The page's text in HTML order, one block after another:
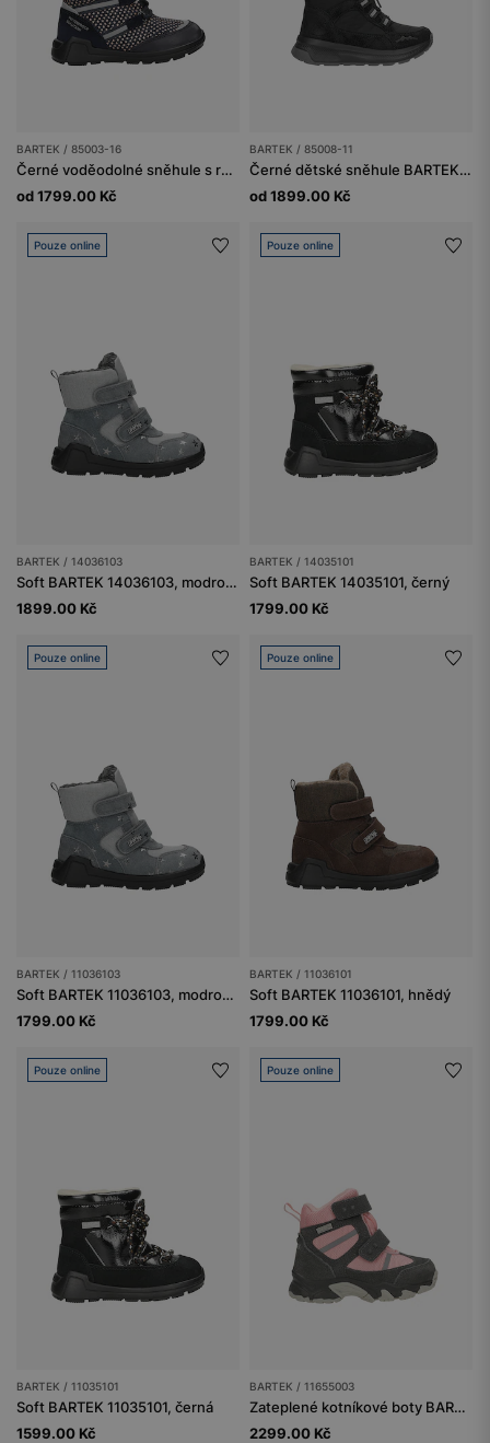
BARTEK / 85003-16
Černé voděodolné sněhule s růžovými hvězdičkami BARTEK 85003-16
od 1799.00 Kč
BARTEK / 85008-11
Černé dětské sněhule BARTEK 85008-11
od 1899.00 Kč
Pouze online
BARTEK / 14036103
Soft BARTEK 14036103, modro-šedá
1899.00 Kč
Pouze online
BARTEK / 14035101
Soft BARTEK 14035101, černý
1799.00 Kč
Pouze online
BARTEK / 11036103
Soft BARTEK 11036103, modro-šedé
1799.00 Kč
Pouze online
BARTEK / 11036101
Soft BARTEK 11036101, hnědý
1799.00 Kč
Pouze online
BARTEK / 11035101
Soft BARTEK 11035101, černá
1599.00 Kč
Pouze online
BARTEK / 11655003
Zateplené kotníkové boty BARTEK 11655003, pro dívky, šedo-růžové
2299.00 Kč